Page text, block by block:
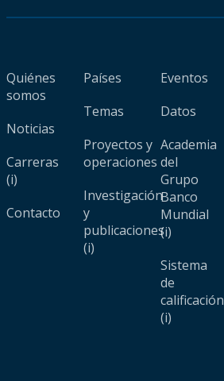
Quiénes
somos
Noticias
Carreras
(i)
Contacto
Países
Temas
Proyectos y
operaciones
Investigación
y
publicaciones
(i)
Eventos
Datos
Academia
del
Grupo
Banco
Mundial
(i)
Sistema
de
calificación
(i)